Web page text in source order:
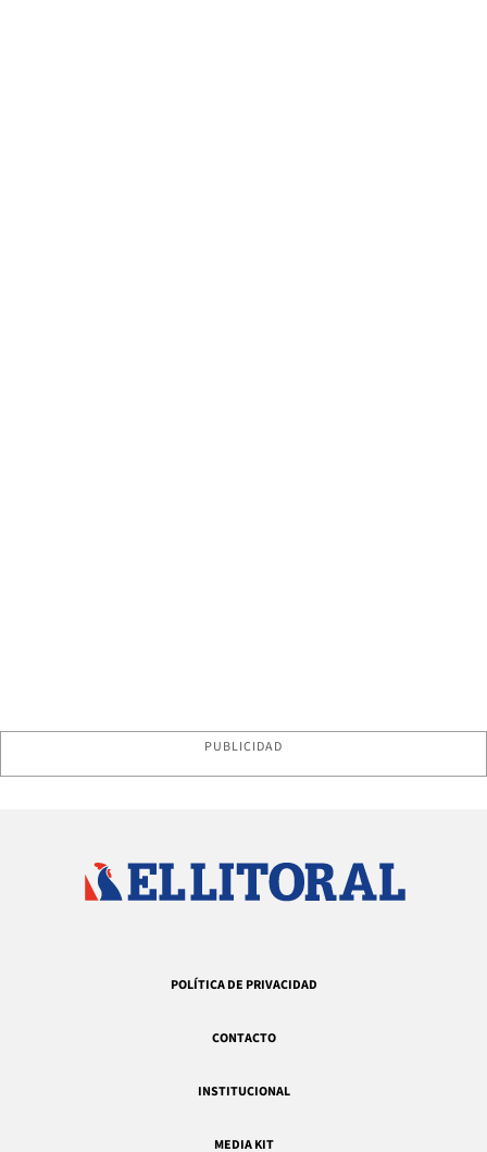
PUBLICIDAD
POLÍTICA DE PRIVACIDAD
CONTACTO
INSTITUCIONAL
MEDIA KIT